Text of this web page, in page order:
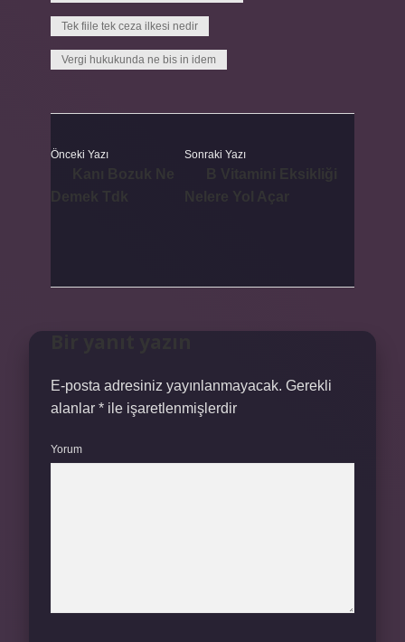
Tek fiile tek ceza ilkesi nedir
Vergi hukukunda ne bis in idem
Önceki Yazı Sonraki Yazı
E-posta adresiniz yayınlanmayacak. Gerekli
alanlar * ile işaretlenmişlerdir
Yorum